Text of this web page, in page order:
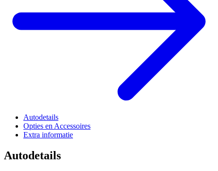
Autodetails
Opties en Accessoires
Extra informatie
Autodetails